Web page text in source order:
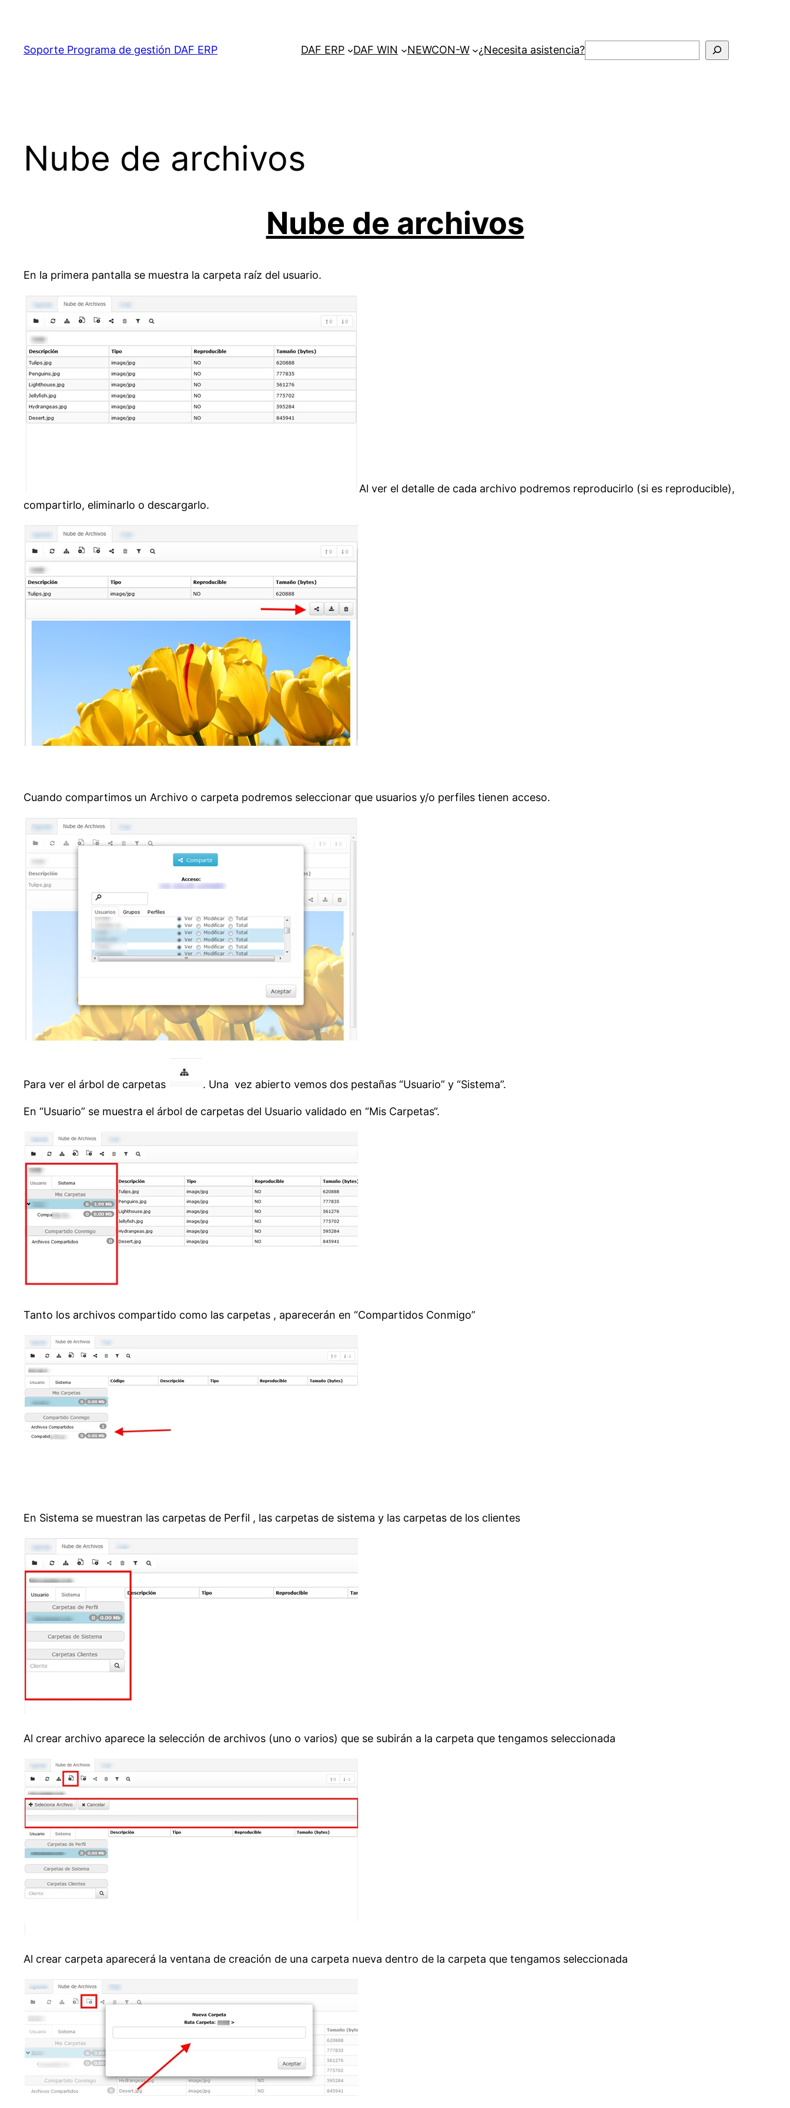
contenido
Soporte Programa de gestión DAF ERP DAF ERP DAF WIN NEWCON-W ¿Necesita asistencia?Buscar
Nube de archivos
Nube de archivos
En la primera pantalla se muestra la carpeta raíz del usuario.
Al ver el detalle de cada archivo podremos reproducirlo (si es reproducible),
compartirlo, eliminarlo o descargarlo.
Cuando compartimos un Archivo o carpeta podremos seleccionar que usuarios y/o perfiles tienen acceso.
Para ver el árbol de carpetas . Una vez abierto vemos dos pestañas “Usuario” y “Sistema”.
En “Usuario” se muestra el árbol de carpetas del Usuario validado en “Mis Carpetas“.
Tanto los archivos compartido como las carpetas , aparecerán en “Compartidos Conmigo”
En Sistema se muestran las carpetas de Perfil , las carpetas de sistema y las carpetas de los clientes
Al crear archivo aparece la selección de archivos (uno o varios) que se subirán a la carpeta que tengamos seleccionada
Al crear carpeta aparecerá la ventana de creación de una carpeta nueva dentro de la carpeta que tengamos seleccionada